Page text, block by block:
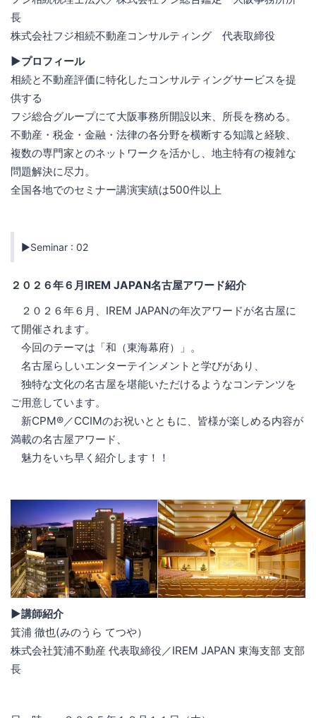
長
株式会社フジ相続不動産コンサルティング 代表取締役
▶プロフィール
相続と不動産評価に特化したコンサルティングサービスを提
供する
フジ総合グループにて大阪事務所開設以来、所長を務める。
不動産・税金・金融・法律の各分野を横断する知識と経験、
複数の専門家とのネットワークを活かし、地主特有の複雑な
問題解決に尽力。
全国各地でのセミナー講演実績は500件以上
▶Seminar : 02
２０２６年６月IREM JAPAN名古屋アワード紹介
２０２６年６月、IREM JAPANの年次アワードが名古屋に
て開催されます。
今回のテーマは「和（東海幕府）」。
名古屋らしいエンターテインメントと学びがあり、
独特な文化の名古屋を堪能いただけるようなコンテンツを
ご用意しています。
新CPM®／CCIMのお祝いとともに、皆様が楽しめる内容が
満載の名古屋アワード、
魅力をいち早く紹介します！！
▶講師紹介
箕浦 徹也(みのうら てつや）
株式会社箕浦不動産 代表取締役／IREM JAPAN 東海支部 支部
長